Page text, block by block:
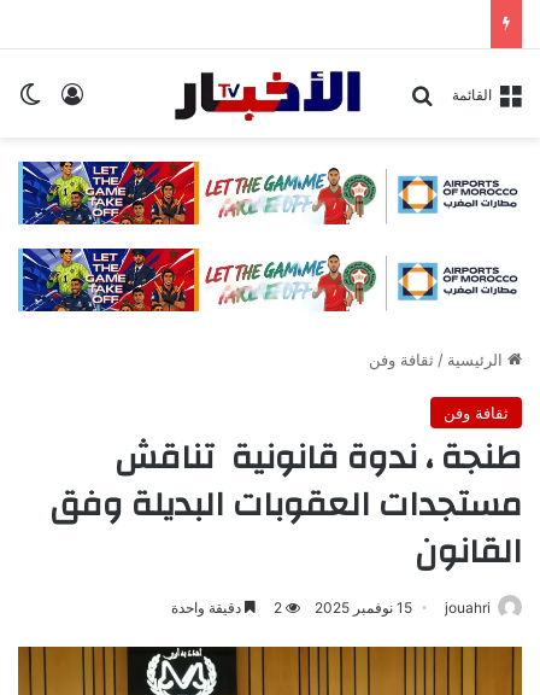
القائمة بحث عن
الرئيسية /ثقافة وفن
ثقافة وفن
طنجة ، ندوة قانونية تناقش
مستجدات العقوبات البديلة وفق
القانون
jouahri 15 نوفمبر 2025 2 دقيقة واحدة